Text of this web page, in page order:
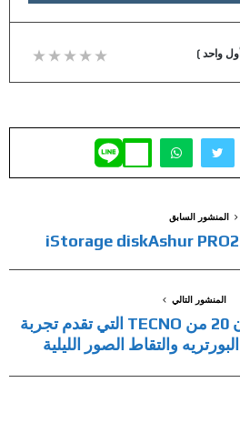
واحد )
المنشور السابق
المنشور التالي
إطلاق سلسلة كامون 20 من TECNO التي تقدم تجربة
والتقاط الصور الليلية